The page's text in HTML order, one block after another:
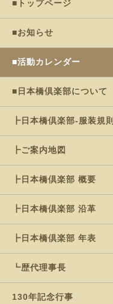
■トップページ
■お知らせ
■活動カレンダー
■日本橋倶楽部について
┣日本橋倶楽部-服装規則
┣ご案内地図
┣日本橋倶楽部 概要
┣日本橋倶楽部 沿革
┣日本橋倶楽部 年表
┗歴代理事長
130年記念行事